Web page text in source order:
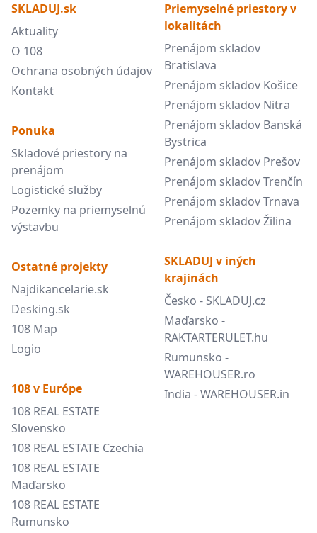
SKLADUJ.sk
Aktuality
O 108
Ochrana osobných údajov
Kontakt
Ponuka
Skladové priestory na
prenájom
Logistické služby
Pozemky na priemyselnú
výstavbu
Ostatné projekty
Najdikancelarie.sk
Desking.sk
108 Map
Logio
108 v Európe
108 REAL ESTATE
Slovensko
108 REAL ESTATE Czechia
108 REAL ESTATE
Maďarsko
108 REAL ESTATE
Rumunsko
Priemyselné priestory v
lokalitách
Prenájom skladov
Bratislava
Prenájom skladov Košice
Prenájom skladov Nitra
Prenájom skladov Banská
Bystrica
Prenájom skladov Prešov
Prenájom skladov Trenčín
Prenájom skladov Trnava
Prenájom skladov Žilina
SKLADUJ v iných
krajinách
Česko - SKLADUJ.cz
Maďarsko -
RAKTARTERULET.hu
Rumunsko -
WAREHOUSER.ro
India - WAREHOUSER.in